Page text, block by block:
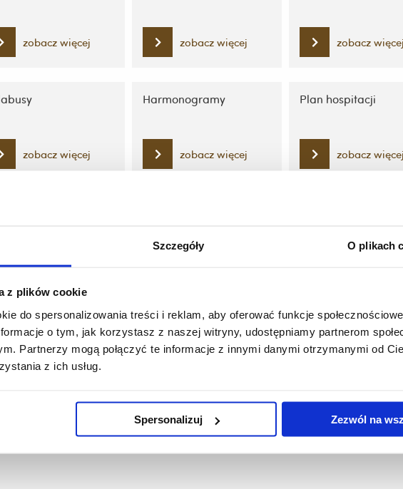
Szczegóły O plikach
z plików cookie
do spersonalizowania treści i reklam, aby oferować funkcje
o tym, jak korzystasz z naszej witryny, udostępniamy partnerom
Partnerzy mogą połączyć te informacje z innymi danymi otrzymanymi od
z ich usług.
Spersonalizuj Zezwól na
zobacz więcej zobacz więcej zobacz więcej
zobacz więcej
Harmonogramy
zobacz więcej
Plan hospitacji
zobacz więcej
zobacz więcej